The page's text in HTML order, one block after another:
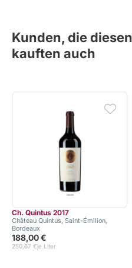
Kunden, die
kauften auch
Ch. Quintus 2017
Château Quintus, Saint-Émilion,
Bordeaux
188,00 €
je Liter
250,67 €